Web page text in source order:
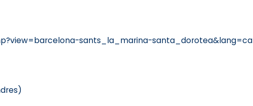
sants_la_marina-santa_dorotea&lang=ca